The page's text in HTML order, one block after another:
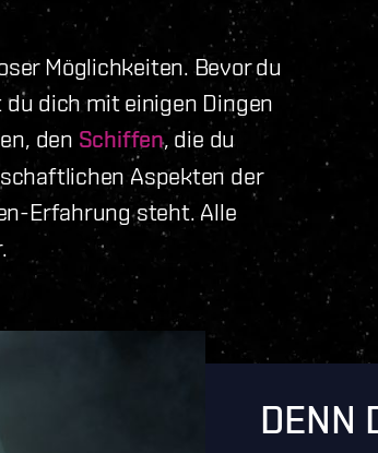
Möglichkeiten. Bevor du
dich mit einigen Dingen
den Schiffen, die du
Aspekten der
Erfahrung steht. Alle
DENN